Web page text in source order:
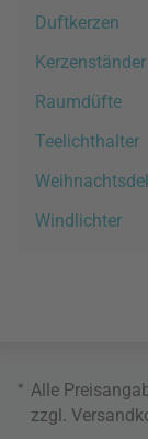
Duftkerzen
Kerzenständer
Raumdüfte
Teelichthalter
Windlichter
* Alle
zzgl.